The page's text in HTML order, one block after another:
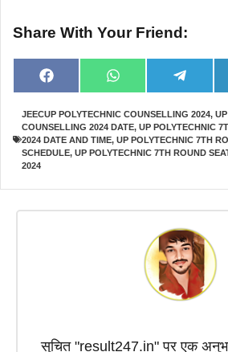
Share With Your Friend:
Share
on
F
a
e
b
o
o
Share
on
W
h
t
s
A
p
Share
on
e
e
g
r
a
JEECUP POLYTECHNIC COUNSELLING 2024,
COUNSELLING 2024 DATE, UP POLYTECHNIC
2024 DATE AND TIME, UP POLYTECHNIC 7TH
SCHEDULE, UP POLYTECHNIC 7TH ROUND
2024
सुचित "result247.in" पर एक